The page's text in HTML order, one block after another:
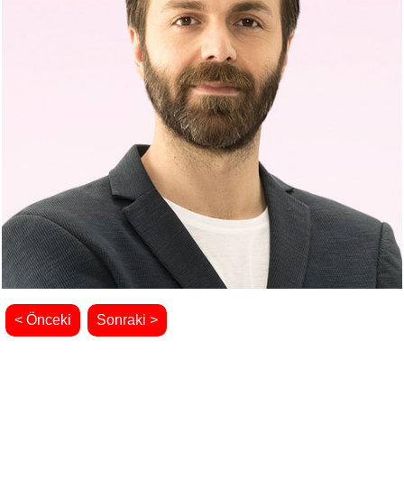
< Önceki Sonraki >